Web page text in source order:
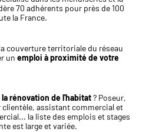
70 adhérents pour près de 100
la France.
couverture territoriale du réseau
un emploi à proximité de votre
rénovation de l'habitat? Poseur,
assistant commercial et
la liste des emplois et stages
est large et variée.